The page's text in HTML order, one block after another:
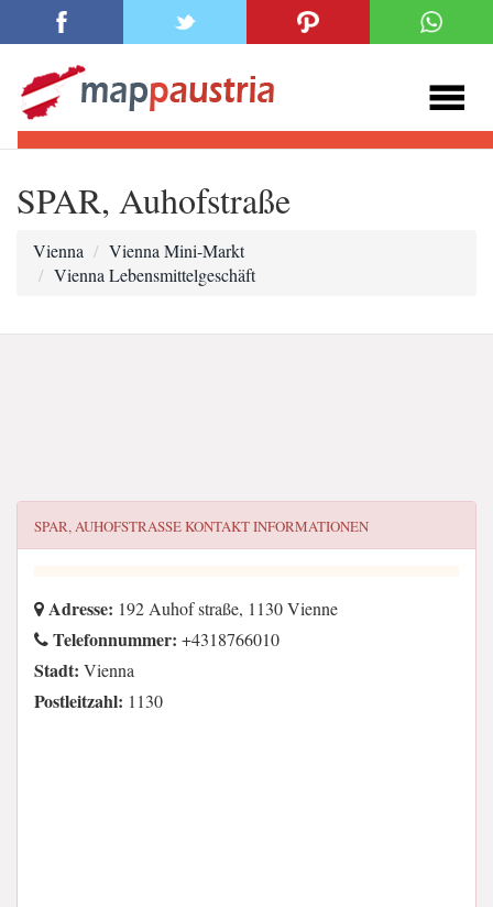
SPAR, Auhofstraße
Vienna
Vienna Mini-Markt
Vienna Lebensmittelgeschäft
SPAR, AUHOFSTRASSE KONTAKT INFORMATIONEN
Adresse: 192 Auhof straße, 1130 Vienne
Telefonnummer: +4318766010
Stadt: Vienna
Postleitzahl: 1130